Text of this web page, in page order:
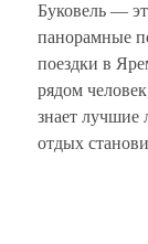
Буковель —
панорамные
поездки в
рядом
знает лучшие
отдых